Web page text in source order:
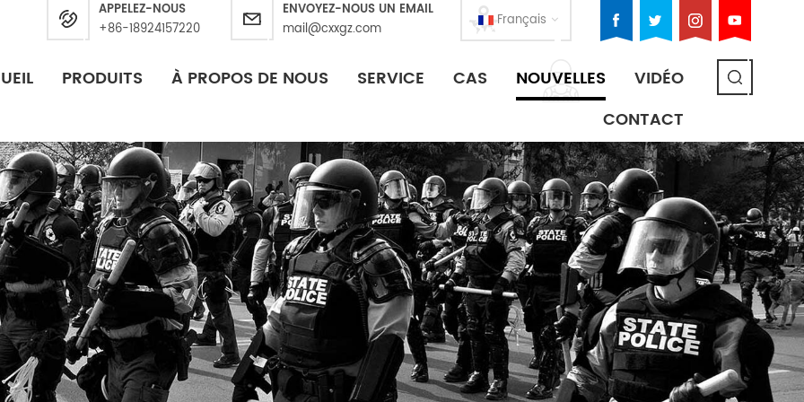
Français
APPELEZ-NOUS
+86-18924157220
ENVOYEZ-NOUS UN EMAIL
mail@cxxgz.com
PRODUITS À PROPOS DE NOUS SERVICE CAS NOUVELLES
VIDÉO
CONTACT